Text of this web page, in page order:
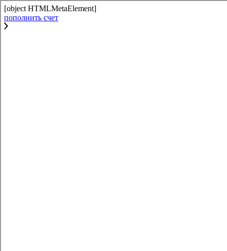
[object HTMLMetaElement]
пополнить счет